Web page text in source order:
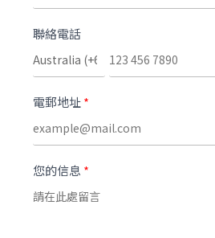
聯絡電話
電郵地址
您的信息